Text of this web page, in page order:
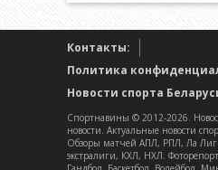
Контакты:
Политика
Новости спорта
Спортнавины © 2012-2026.
новости. Актуальные новости
Обзоры матчей АПЛ, РПЛ, Ла
экстралиги, КХЛ, НХЛ.